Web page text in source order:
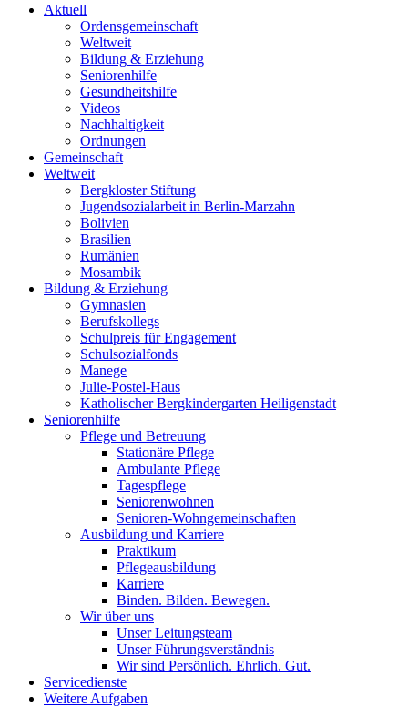
Aktuell
Ordensgemeinschaft
Weltweit
Bildung & Erziehung
Seniorenhilfe
Gesundheitshilfe
Videos
Nachhaltigkeit
Ordnungen
Gemeinschaft
Weltweit
Bergkloster Stiftung
Jugendsozialarbeit in Berlin-Marzahn
Bolivien
Brasilien
Rumänien
Mosambik
Bildung & Erziehung
Gymnasien
Berufskollegs
Schulpreis für Engagement
Schulsozialfonds
Manege
Julie-Postel-Haus
Katholischer Bergkindergarten Heiligenstadt
Seniorenhilfe
Pflege und Betreuung
Stationäre Pflege
Ambulante Pflege
Tagespflege
Seniorenwohnen
Senioren-Wohn­ge­mein­schaf­ten
Ausbildung und Karriere
Praktikum
Pflegeausbildung
Karriere
Binden. Bilden. Bewegen.
Wir über uns
Unser Leitungsteam
Unser Führungsverständnis
Wir sind Persönlich. Ehrlich. Gut.
Servicedienste
Weitere Aufgaben